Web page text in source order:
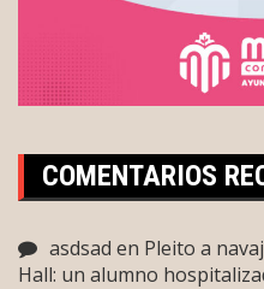
COMENTARIOS
asdsad en Pleito a
Hall: un alumno